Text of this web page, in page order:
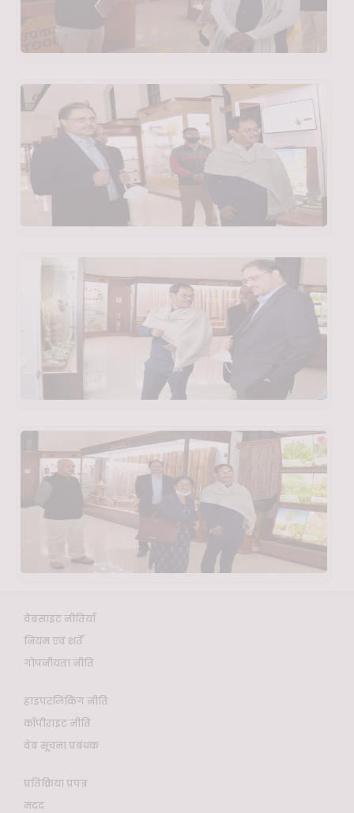
वेबसाइट नीतियाँ
नियम एवं शर्तें
गोपनीयता नीति
हाइपरलिंकिंग नीति
कॉपीराइट नीति
वेब सूचना प्रबंधक
प्रतिक्रिया प्रपत्र
मदद